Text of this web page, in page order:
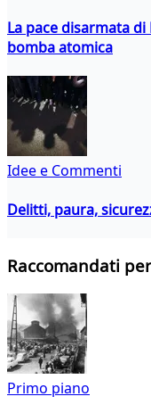
La pace disarmata
bomba atomica
Idee e Commenti
Delitti, paura,
Raccomandati
Primo piano